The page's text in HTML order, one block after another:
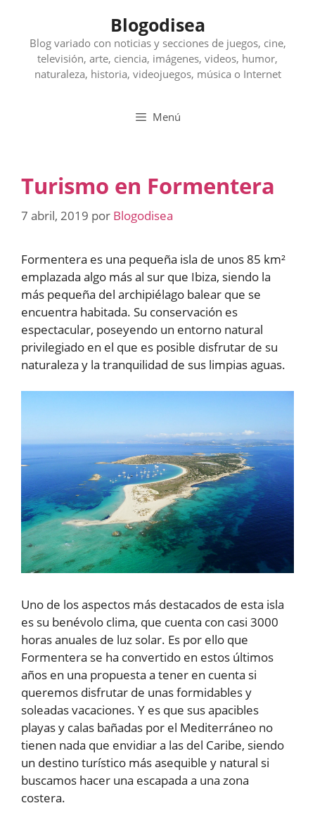
contenido
Blogodisea
Blog variado con noticias y secciones de juegos, cine,
televisión, arte, ciencia, imágenes, videos, humor,
naturaleza, historia, videojuegos, música o Internet
Menú
Turismo en Formentera
7 abril, 2019 por Blogodisea
Formentera es una pequeña isla de unos 85 km²
emplazada algo más al sur que Ibiza, siendo la
más pequeña del archipiélago balear que se
encuentra habitada. Su conservación es
espectacular, poseyendo un entorno natural
privilegiado en el que es posible disfrutar de su
naturaleza y la tranquilidad de sus limpias aguas.
Uno de los aspectos más destacados de esta isla
es su benévolo clima, que cuenta con casi 3000
horas anuales de luz solar. Es por ello que
Formentera se ha convertido en estos últimos
años en una propuesta a tener en cuenta si
queremos disfrutar de unas formidables y
soleadas vacaciones. Y es que sus apacibles
playas y calas bañadas por el Mediterráneo no
tienen nada que envidiar a las del Caribe, siendo
un destino turístico más asequible y natural si
buscamos hacer una escapada a una zona
costera.